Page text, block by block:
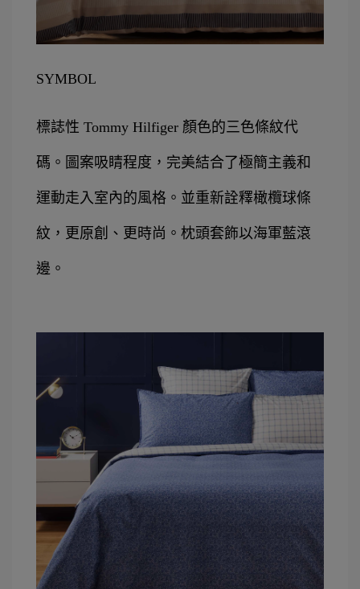
SYMBOL
標誌性 Tommy Hilfiger 顏色的三色條紋代
碼。圖案吸睛程度，完美結合了極簡主義和
運動走入室內的風格。並重新詮釋橄欖球條
紋，更原創、更時尚。枕頭套飾以海軍藍滾
邊。